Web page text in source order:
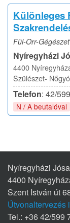
Különleges
Fül-Orr-
Nyíregyházi
4400
Szülészet-
Telefon: 42/
N / A beutalóval
Nyíregyházi
4400
Szent István út
Tel.: +36 42/599